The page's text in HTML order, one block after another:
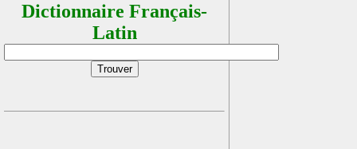
Dictionnaire Français-
Latin